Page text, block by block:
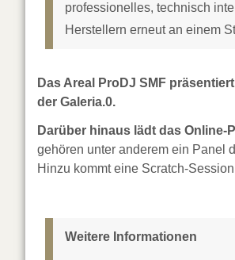
professionelles, technisch
Herstellern erneut an einem
Das Areal ProDJ SMF
der Galeria.0.
Darüber hinaus lädt das Online-
gehören unter anderem ein Panel
Hinzu kommt eine Scratch-
Weitere Informationen